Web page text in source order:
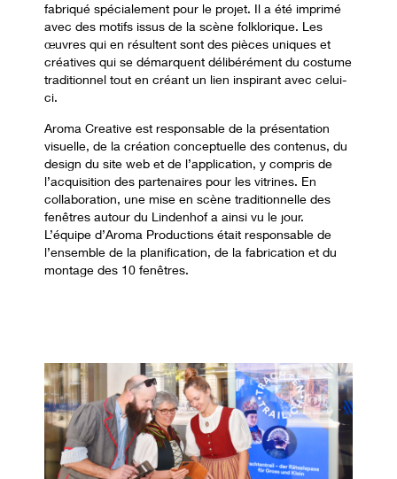
fabriqué spécialement pour le projet. Il a été imprimé
avec des motifs issus de la scène folklorique. Les
œuvres qui en résultent sont des pièces uniques et
créatives qui se démarquent délibérément du costume
traditionnel tout en créant un lien inspirant avec celui-
ci.
Aroma Creative est responsable de la présentation
visuelle, de la création conceptuelle des contenus, du
design du site web et de l’application, y compris de
l’acquisition des partenaires pour les vitrines. En
collaboration, une mise en scène traditionnelle des
fenêtres autour du Lindenhof a ainsi vu le jour.
L’équipe d’Aroma Productions était responsable de
l’ensemble de la planification, de la fabrication et du
montage des 10 fenêtres.